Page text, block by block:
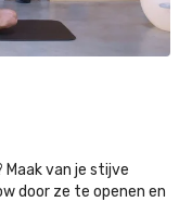
Maak van je stijve
door ze te openen en